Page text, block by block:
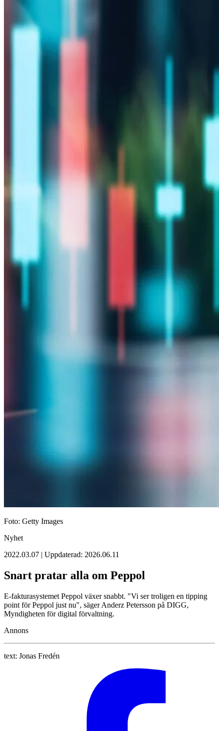
Foto: Getty Images
Nyhet
2022.03.07 | Uppdaterad: 2026.06.11
Snart pratar alla om Peppol
E-fakturasystemet Peppol växer snabbt. "Vi ser troligen en tipping
point för Peppol just nu", säger Anderz Petersson på DIGG,
Myndigheten för digital förvaltning.
Annons
text: Jonas Fredén